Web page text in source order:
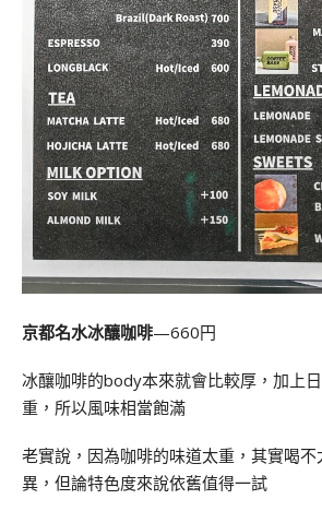
京都名水冰釀咖啡—660円
冰釀咖啡的body本來就會比較厚，加上
重，所以風味相當飽滿
老實說，因為咖啡的味道太重，其實喝
異，但論特色度來說依舊值得一試